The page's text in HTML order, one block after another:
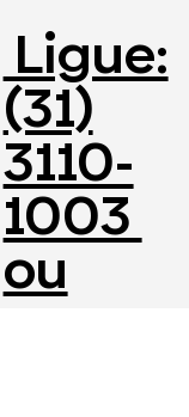
Ligue:
(31)
3110-
1003
ou